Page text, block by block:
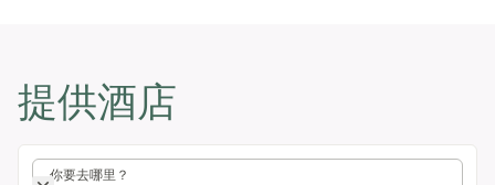
提供酒店
你要去哪里？
你要去哪里？